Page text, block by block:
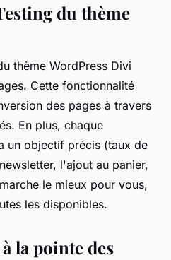
du thème
thème WordPress Divi
Cette fonctionnalité
des pages à travers
En plus, chaque
un objectif précis (taux de
l'ajout au panier,
le mieux pour vous,
les disponibles.
la pointe des